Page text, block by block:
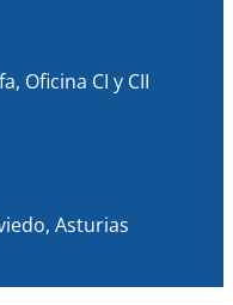
Oficina CI y CII
Asturias